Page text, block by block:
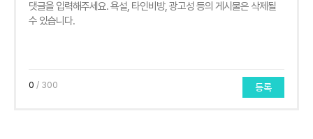
0 / 300 등록